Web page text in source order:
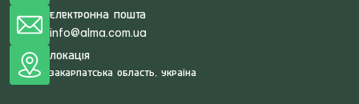
Електронна пошта
info@alma.com.ua
Локація
Закарпатська область, Україна